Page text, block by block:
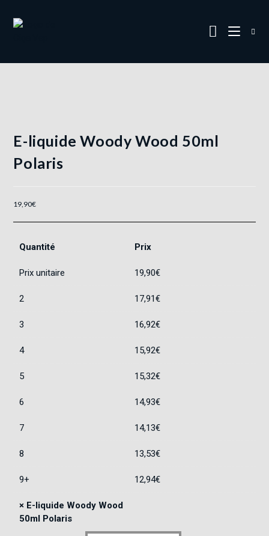
E-liquide Woody Wood 50ml
Polaris
19,90€
Quantité Prix
Prix unitaire 19,90€
2 17,91€
3 16,92€
4 15,92€
5 15,32€
6 14,93€
7 14,13€
8 13,53€
9+ 12,94€
× E-liquide Woody Wood
50ml Polaris